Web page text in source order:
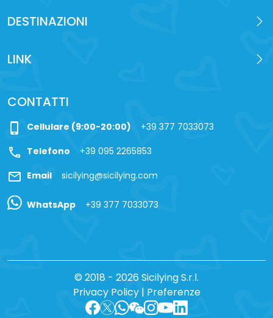
DESTINAZIONI
LINK
CONTATTI
phone_iphone Cellulare (9:00-20:00) +39 377 7033073
call Telefono +39 095 2265853
mail Email sicilying@sicilying.com
WhatsApp +39 377 7033073
© 2018 - 2026 Sicilying S.r.l.
Privacy Policy| Preferenze